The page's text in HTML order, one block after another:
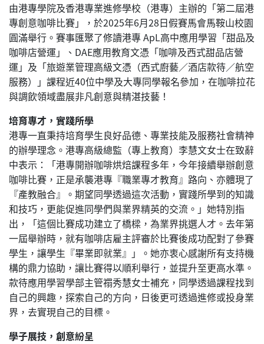
由港專學院及香港專業進修學校（港專）主辦的「第二屆港
專創意咖啡比賽」，於2025年6月28日假賽馬會馬鞍山校園
圓滿舉行。賽事匯聚了修讀港專 ApL高中應用學習「甜品及
咖啡店營運」、DAE應用教育文憑「咖啡及西式甜品店營
運」及「旅遊業管理高級文憑（西式廚藝／酒店款待／航空
服務）」課程近40位中學及大專同學報名參加，在咖啡拉花
與調飲領域盡展非凡創意與精湛技藝！
培育專才，實踐所學
港專一直秉持培育學生良好品德、專業技能及服務社會精神
的辦學理念。港專高級總監（專上教育）李慧文女士在致辭
中表示：「港專開辦咖啡烘焙課程多年，今年接續舉辦創意
咖啡比賽，正是承襲港專『職業專才教育』路向、亦體現了
『產教融合』。期望同學透過這次活動，實踐所學到的知識
和技巧，更能促進同學們與業界精英的交流。」她特別指
出，「這個比賽成功建立了橋樑，為業界挑選人才。去年第
一屆舉辦時，就有咖啡店雇主評審於比賽後成功配對了參賽
學生，讓學生『畢業即就業』」。她亦衷心感謝所有支持機
構的鼎力協助，讓比賽得以順利舉行，並提升至更高水準。
款待應用學習學部主管禤秀慧女士補充，同學透過課程找到
自己的興趣，探索自己的方向，日後更可透過進修或投身業
界，去實現自己的目標。
學子展技，創意紛呈